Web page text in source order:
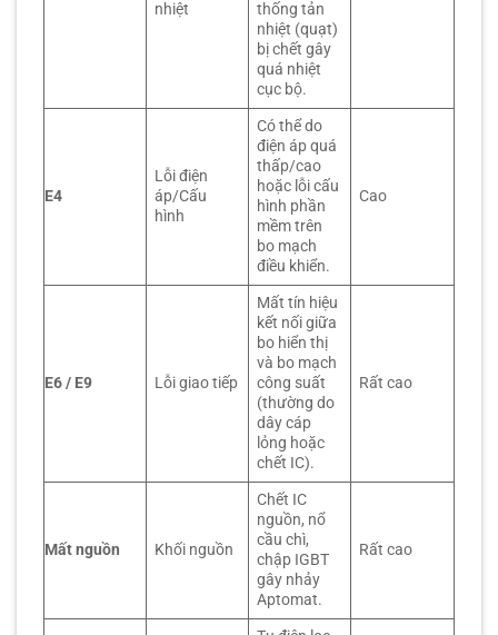
nhiệt
thống tản
nhiệt (quạt)
bị chết gây
quá nhiệt
cục bộ.
E4
Lỗi điện
áp/Cấu
hình
Có thể do
điện áp quá
thấp/cao
hoặc lỗi cấu
hình phần
mềm trên
bo mạch
điều khiển.
Cao
E6 / E9 Lỗi giao tiếp
Mất tín hiệu
kết nối giữa
bo hiển thị
và bo mạch
công suất
(thường do
dây cáp
lỏng hoặc
chết IC).
Rất cao
Mất nguồn Khối nguồn
Chết IC
nguồn, nổ
cầu chì,
chập IGBT
gây nhảy
Aptomat.
Rất cao